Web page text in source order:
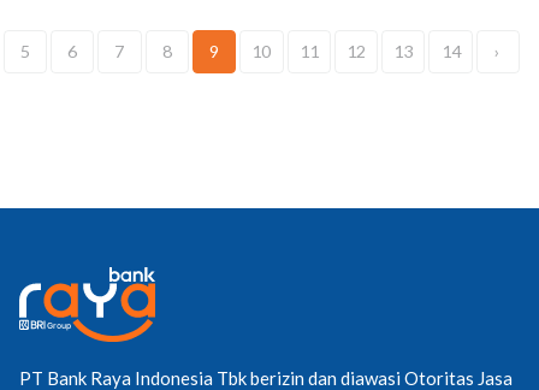
5 6 7 8 9 10 11 12 13 14 ›
PT Bank Raya Indonesia Tbk berizin dan diawasi Otoritas Jasa